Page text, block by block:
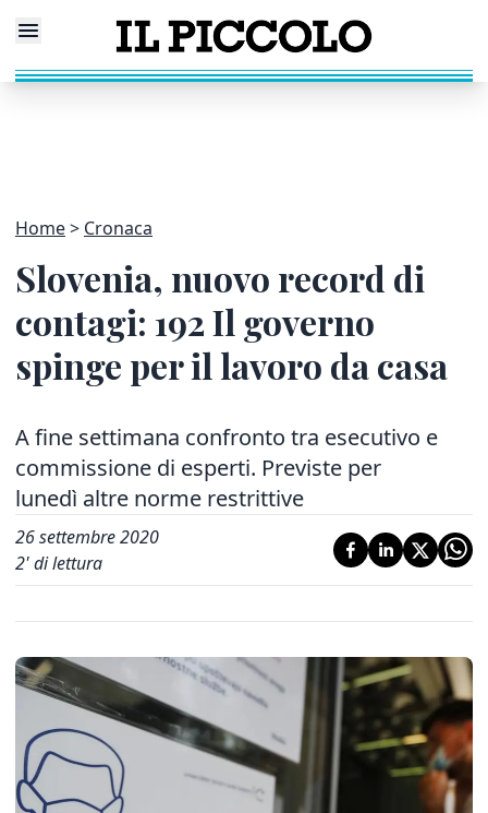
Home Cronaca
Slovenia, nuovo record di
contagi: 192 Il governo
spinge per il lavoro da casa
A fine settimana confronto tra esecutivo e
commissione di esperti. Previste per
lunedì altre norme restrittive
26 settembre 2020
2' di lettura